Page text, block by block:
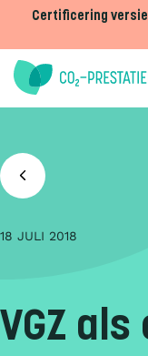
Certificering versie
18 JULI 2018
VGZ